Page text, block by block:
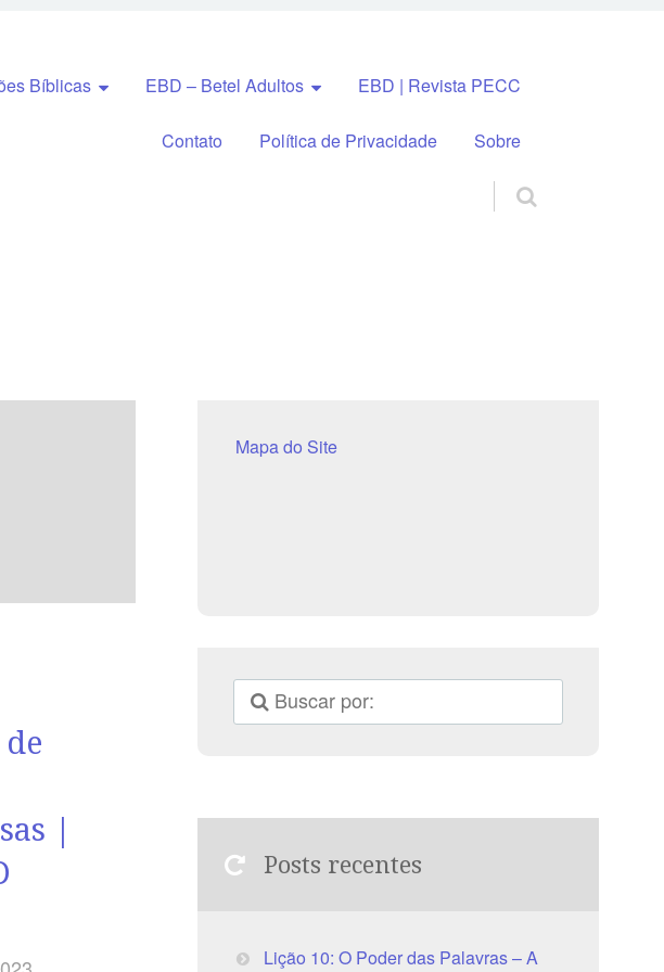
Bíblicas EBD – Betel Adultos EBD | Revista PECC
Contato Política de Privacidade Sobre
|
Mapa do Site
Posts recentes
Lição 10: O Poder das Palavras – A